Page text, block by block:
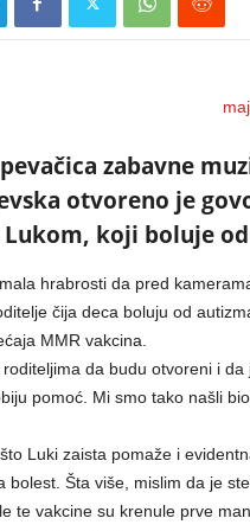
zabavne
otvoreno je
koji boluje
hrabrosti da pred
čija deca boluju od
MMR vakcina.
da budu otvoreni i
pomoć. Mi smo tako našli
Luki zaista pomaže i
bolest. Šta više, mislim da je
te vakcine su krenule prve